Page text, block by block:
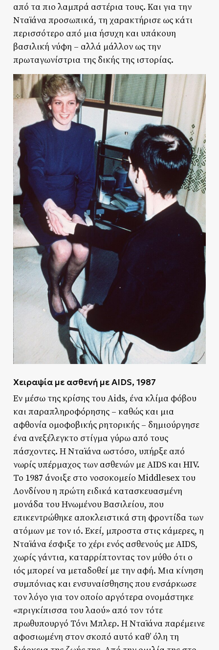
από τα πιο λαμπρά αστέρια τους. Και για την
Νταϊάνα προσωπικά, τη χαρακτήρισε ως κάτι
περισσότερο από μια ήσυχη και υπάκουη
βασιλική νύφη – αλλά μάλλον ως την
πρωταγωνίστρια της δικής της ιστορίας.
Χειραψία με ασθενή με AIDS, 1987
Εν μέσω της κρίσης του Aids, ένα κλίμα φόβου
και παραπληροφόρησης – καθώς και μια
αφθονία ομοφοβικής ρητορικής – δημιούργησε
ένα ανεξέλεγκτο στίγμα γύρω από τους
πάσχοντες. Η Νταϊάνα ωστόσο, υπήρξε από
νωρίς υπέρμαχος των ασθενών με AIDS και HIV.
Το 1987 άνοιξε στο νοσοκομείο Middlesex του
Λονδίνου η πρώτη ειδικά κατασκευασμένη
μονάδα του Ηνωμένου Βασιλείου, που
επικεντρώθηκε αποκλειστικά στη φροντίδα των
ατόμων με τον ιό. Εκεί, μπροστα στις κάμερες, η
Νταϊάνα έσφιξε το χέρι ενός ασθενούς με AIDS,
χωρίς γάντια, καταρρίπτοντας τον μύθο ότι ο
ιός μπορεί να μεταδοθεί με την αφή. Μια κίνηση
συμπόνιας και ενσυναίσθησης που ενσάρκωσε
τον λόγο για τον οποίο αργότερα ονομάστηκε
«πριγκίπισσα του λαού» από τον τότε
πρωθυπουργό Τόνι Μπλερ. Η Νταϊάνα παρέμεινε
αφοσιωμένη στον σκοπό αυτό καθ’ όλη τη